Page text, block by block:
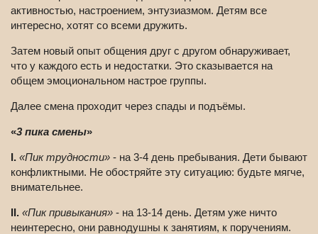
активностью, настроением, энтузиазмом. Детям все
интересно, хотят со всеми дружить.
Затем новый опыт общения друг с другом обнаруживает,
что у каждого есть и недостатки. Это сказывается на
общем эмоциональном настрое группы.
Далее смена проходит через спады и подъёмы.
«3 пика смены»
I. «Пик трудности» - на 3-4 день пребывания. Дети бывают
конфликтными. Не обостряйте эту ситуацию: будьте мягче,
внимательнее.
II. «Пик привыкания» - на 13-14 день. Детям уже ничто
неинтересно, они равнодушны к занятиям, к поручениям.